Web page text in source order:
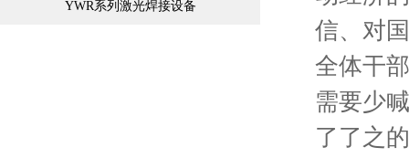
YWR系列激光焊接设备
信、对
全体干
需要少
了了之